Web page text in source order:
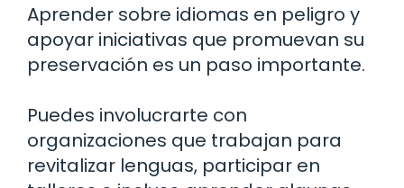
Aprender sobre idiomas en peligro y
apoyar iniciativas que promuevan su
preservación es un paso importante.
Puedes involucrarte con
organizaciones que trabajan para
revitalizar lenguas, participar en